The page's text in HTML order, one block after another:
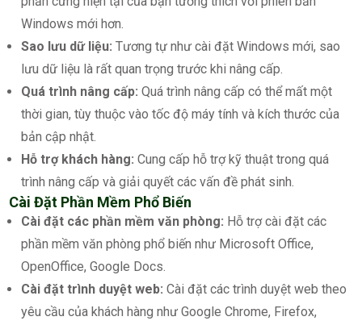
Windows mới hơn.
Sao lưu dữ liệu: Tương tự như cài đặt Windows mới, sao
lưu dữ liệu là rất quan trọng trước khi nâng cấp.
Quá trình nâng cấp: Quá trình nâng cấp có thể mất một
thời gian, tùy thuộc vào tốc độ máy tính và kích thước của
bản cập nhật.
Hỗ trợ khách hàng: Cung cấp hỗ trợ kỹ thuật trong quá
trình nâng cấp và giải quyết các vấn đề phát sinh.
Cài Đặt Phần Mềm Phổ Biến
Cài đặt các phần mềm văn phòng: Hỗ trợ cài đặt các
phần mềm văn phòng phổ biến như Microsoft Office,
OpenOffice, Google Docs.
Cài đặt trình duyệt web: Cài đặt các trình duyệt web theo
yêu cầu của khách hàng như Google Chrome, Firefox,